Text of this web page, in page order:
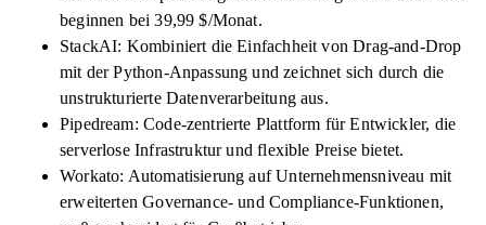
beginnen bei 39,99 $/Monat.
StackAI: Kombiniert die Einfachheit von Drag-and-Drop
mit der Python-Anpassung und zeichnet sich durch die
unstrukturierte Datenverarbeitung aus.
Pipedream: Code-zentrierte Plattform für Entwickler, die
serverlose Infrastruktur und flexible Preise bietet.
Workato: Automatisierung auf Unternehmensniveau mit
erweiterten Governance- und Compliance-Funktionen,